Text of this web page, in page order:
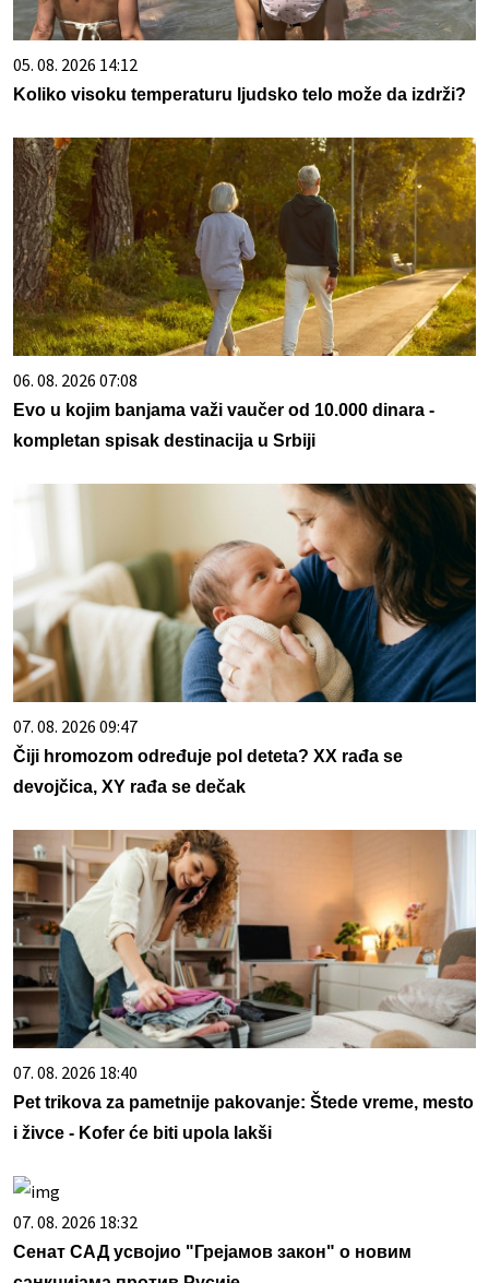
05. 08. 2026 14:12
Koliko visoku temperaturu ljudsko telo može da izdrži?
06. 08. 2026 07:08
Evo u kojim banjama važi vaučer od 10.000 dinara -
kompletan spisak destinacija u Srbiji
07. 08. 2026 09:47
Čiji hromozom određuje pol deteta? XX rađa se
devojčica, XY rađa se dečak
07. 08. 2026 18:40
Pet trikova za pametnije pakovanje: Štede vreme, mesto
i živce - Kofer će biti upola lakši
07. 08. 2026 18:32
Сенат САД усвојио "Грејамов закон" о новим